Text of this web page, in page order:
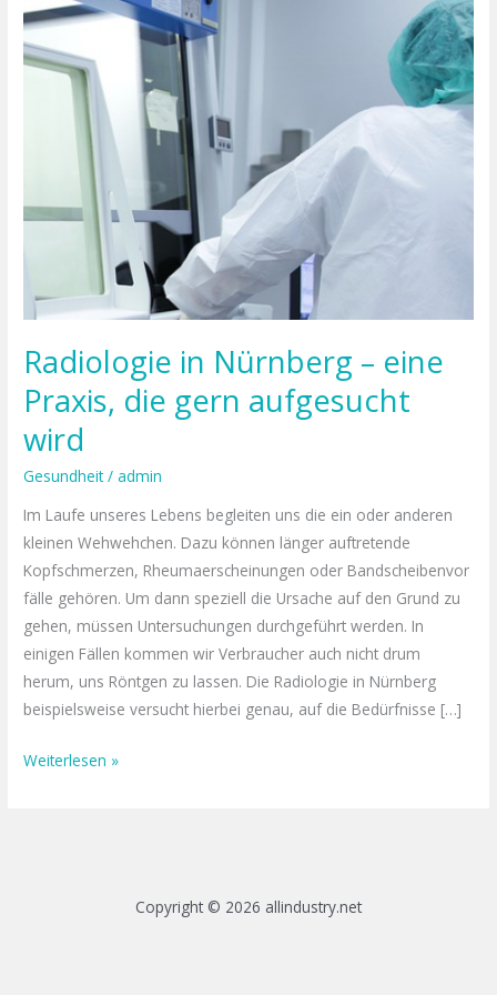
Radiologie in Nürnberg – eine
Praxis, die gern aufgesucht
wird
Gesundheit/admin
Im Laufe unseres Lebens begleiten uns die ein oder anderen
kleinen Wehwehchen. Dazu können länger auftretende
Kopfschmerzen, Rheumaerscheinungen oder Bandscheibenvor
fälle gehören. Um dann speziell die Ursache auf den Grund zu
gehen, müssen Untersuchungen durchgeführt werden. In
einigen Fällen kommen wir Verbraucher auch nicht drum
herum, uns Röntgen zu lassen. Die Radiologie in Nürnberg
beispielsweise versucht hierbei genau, auf die Bedürfnisse […]
Nürnberg
–
eine
aufgesucht
wird
Weiterlesen »
Copyright © 2026 allindustry.net